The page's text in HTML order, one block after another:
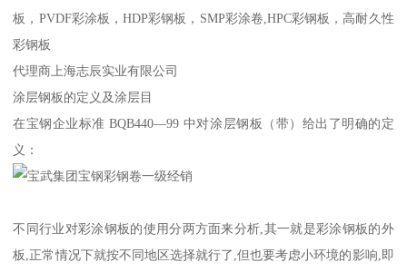
板，PVDF彩涂板，HDP彩钢板，SMP彩涂卷,HPC彩钢板，高耐久性
彩钢板
代理商上海志辰实业有限公司
涂层钢板的定义及涂层目
在宝钢企业标准 BQB440—99 中对涂层钢板（带）给出了明确的定
义：
不同行业对彩涂钢板的使用分两方面来分析,其一就是彩涂钢板的外
板,正常情况下就按不同地区选择就行了,但也要考虑小环境的影响,即